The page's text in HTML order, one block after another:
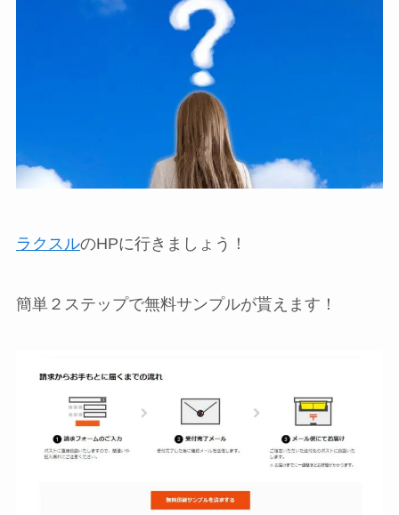
ラクスルのHPに行きましょう！
簡単２ステップで無料サンプルが貰えます！